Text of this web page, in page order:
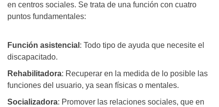
en centros sociales. Se trata de una función con cuatro
puntos fundamentales:
Función asistencial : Todo tipo de ayuda que necesite el
discapacitado.
Rehabilitadora: Recuperar en la medida de lo posible las
funciones del usuario, ya sean físicas o mentales.
Socializadora: Promover las relaciones sociales, que en